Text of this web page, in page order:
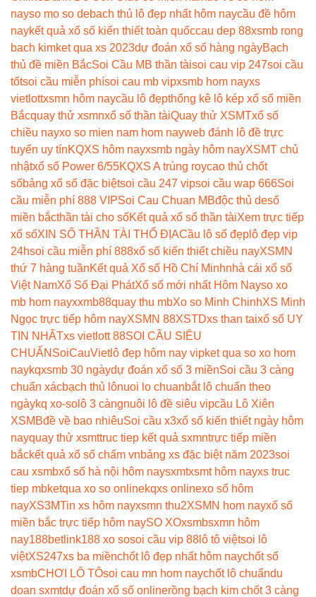
nayso mo so debach thủ lô đẹp nhất hôm naycầu đề hôm
naykết quả xổ số kiến thiết toàn quốccau dep 88xsmb rong
bach kimket qua xs 2023dự đoán xổ số hàng ngàyBạch
thủ đề miền BắcSoi Cầu MB thần tàisoi cau vip 247soi cầu
tốtsoi cầu miễn phísoi cau mb vipxsmb hom nayxs
vietlottxsmn hôm naycầu lô đẹpthống kê lô kép xổ số miền
Bắcquay thử xsmnxổ số thần tàiQuay thử XSMTxổ số
chiều nayxo so mien nam hom nayweb đánh lô đề trực
tuyến uy tínKQXS hôm nayxsmb ngày hôm nayXSMT chủ
nhậtxổ số Power 6/55KQXS A trúng roycao thủ chốt
sốbảng xổ số đặc biệtsoi cầu 247 vipsoi cầu wap 666Soi
cầu miễn phí 888 VIPSoi Cau Chuan MBđộc thủ desố
miền bắcthần tài cho sốKết quả xổ số thần tàiXem trực tiếp
xổ sốXIN SỐ THẦN TÀI THỔ ĐỊACầu lô số đẹp lô đẹp vip
24hsoi cầu miễn phí 888xổ số kiến thiết chiều nayXSMN
thứ 7 hàng tuầnKết quả Xổ số Hồ Chí Minhnhà cái xổ số
Việt NamXổ Số Đại PhátXổ số mới nhất Hôm Nayso xo
mb hom nayxxmb88quay thu mbXo so Minh ChinhXS Minh
Ngọc trực tiếp hôm nayXSMN 88XSTDxs than taixổ số UY
TIN NHẤTxs vietlott 88SOI CẦU SIÊU
CHUẨN SoiCauVietlô đẹp hôm nay vipket qua so xo hom
naykqxsmb 30 ngàydự đoán xổ số 3 miềnSoi cầu 3 càng
chuẩn xácbạch thủ lônuoi lo chuanbắt lô chuẩn theo
ngàykq xo-so lô 3 càngnuôi lô đề siêu vipcầu Lô Xiên
XSMBđề về bao nhiêuSoi cầu x3xổ số kiến thiết ngày hôm
nayquay thử xsmttruc tiep kết quả sxmntrực tiếp miền
bắckết quả xổ số chấm vnbảng xs đặc biệt năm 2023soi
cau xsmbxổ số hà nội hôm naysxmtxsmt hôm nayxs truc
tiep mbketqua xo so onlinekqxs onlinexo số hôm
nayXS3MTin xs hôm nayxsmn thu2XSMN hom nayxổ số
miền bắc trực tiếp hôm naySO XOxsmbsxmn hôm
nay188betlink188 xo sosoi cầu vip 88 lô tô việtsoi lô
việtXS247xs ba miềnchốt lô đẹp nhất hôm naychốt số
xsmbCHƠI LÔ TÔsoi cau mn hom naychốt lô chuẩndu
doan sxmtdự đoán xổ số onlinerồng bạch kim chốt 3 càng